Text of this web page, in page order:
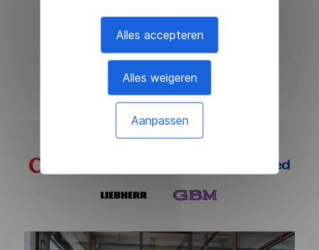
Alles accepteren
Alles weigeren
Aanpassen
Case-studies